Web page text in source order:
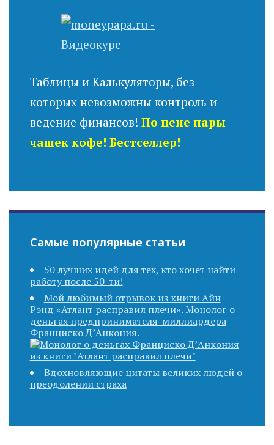
Таблицы и Калькуляторы, без
которых невозможны контроль и
ведение финансов! По цене пары
чашек кофе! Бестселлер!
Самые популярные статьи
50 лучших идей для тех, кто хочет найти
работу после 50-ти!
Мой любимый отрывок из книги Айн
Рэнд «Атлант расправил плечи». Монолог о
деньгах предпринимателя-миллиардера
Франциско Д’Анкония.
Вдохновляющие цитаты великих людей о
преодолении страха